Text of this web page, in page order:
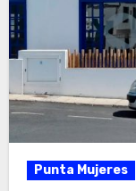
Punta Mujeres